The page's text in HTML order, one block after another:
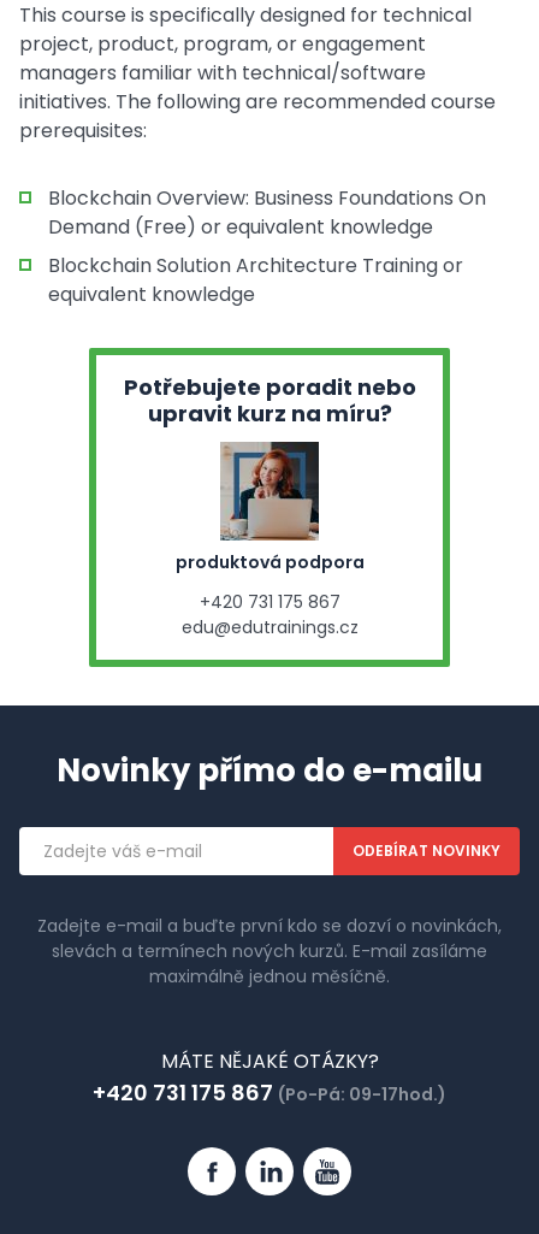
This course is specifically designed for technical
project, product, program, or engagement
managers familiar with technical/software
initiatives. The following are recommended course
prerequisites:
Blockchain Overview: Business Foundations On
Demand (Free) or equivalent knowledge
Blockchain Solution Architecture Training or
equivalent knowledge
Potřebujete poradit nebo
upravit kurz na míru?
produktová podpora
+420 731 175 867
edu@edutrainings.cz
Novinky přímo do e-mailu
Emailová
adresa
Zadejte e-mail a buďte první kdo se dozví o novinkách,
slevách a termínech nových kurzů. E-mail zasíláme
maximálně jednou měsíčně.
MÁTE NĚJAKÉ OTÁZKY?
+420 731 175 867 (Po-Pá: 09-17hod.)
FacebookLinkedinYouTube